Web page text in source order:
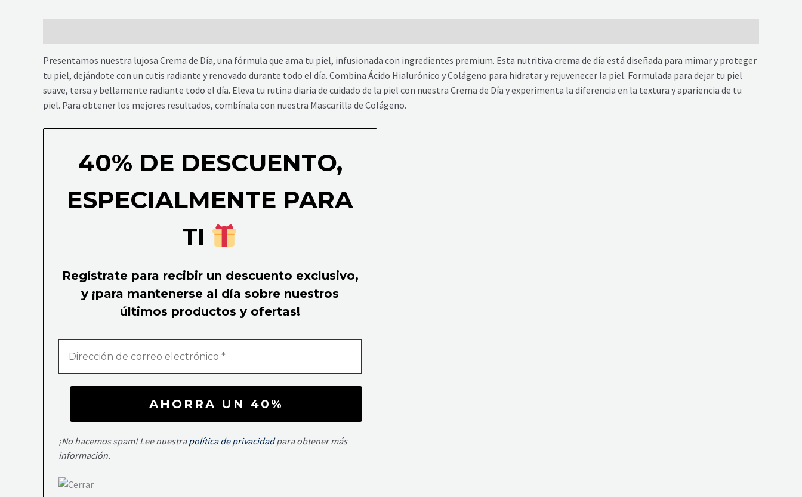
m
Presentamos nuestra lujosa Crema de Día, una fórmula que ama tu piel, infusionada con ingredientes premium. Esta nutritiva crema de día está diseñada para mimar y proteger
tu piel, dejándote con un cutis radiante y renovado durante todo el día. Combina Ácido Hialurónico y Colágeno para hidratar y rejuvenecer la piel. Formulada para dejar tu piel
suave, tersa y bellamente radiante todo el día. Eleva tu rutina diaria de cuidado de la piel con nuestra Crema de Día y experimenta la diferencia en la textura y apariencia de tu
piel. Para obtener los mejores resultados, combínala con nuestra Mascarilla de Colágeno.
40% DE DESCUENTO,
ESPECIALMENTE PARA
TI
Regístrate para recibir un descuento exclusivo,
y ¡para mantenerse al día sobre nuestros
últimos productos y ofertas!
¡No hacemos spam! Lee nuestrapolítica de privacidadpara obtener más
información.